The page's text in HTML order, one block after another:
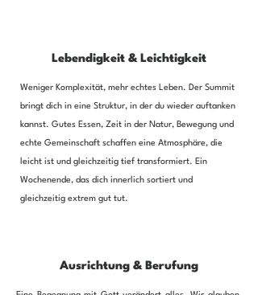
Lebendigkeit & Leichtigkeit
Weniger Komplexität, mehr echtes Leben. Der Summit
bringt dich in eine Struktur, in der du wieder auftanken
kannst. Gutes Essen, Zeit in der Natur, Bewegung und
echte Gemeinschaft schaffen eine Atmosphäre, die
leicht ist und gleichzeitig tief transformiert. Ein
Wochenende, das dich innerlich sortiert und
gleichzeitig extrem gut tut.
Ausrichtung & Berufung